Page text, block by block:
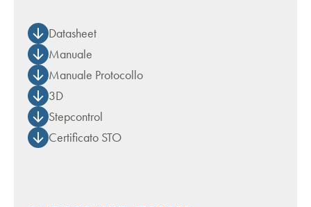
Datasheet
Manuale
Manuale Protocollo
3D
Stepcontrol
Certificato STO